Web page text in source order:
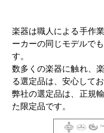
楽器は職人による手作
ーカーの同じモデルで
す。
数多くの楽器に触れ、
る選定品は、安心して
弊社の選定品は、正規
た限定品です。